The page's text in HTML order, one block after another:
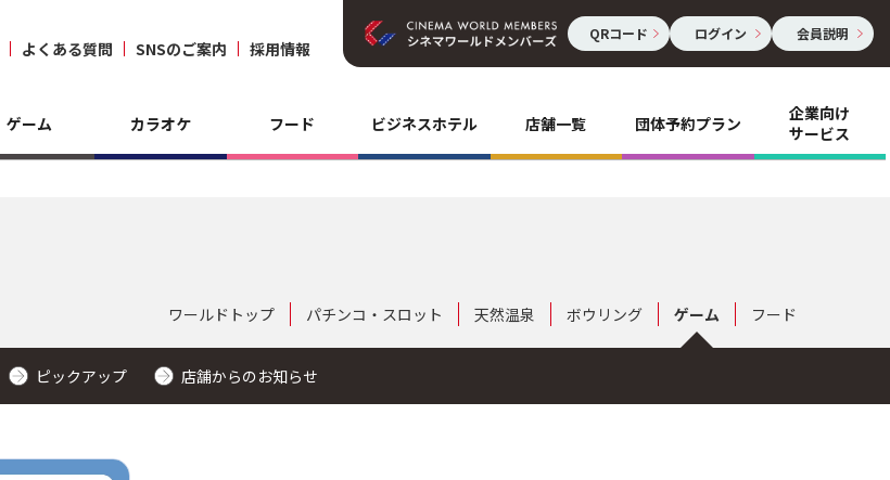
よくある質問 SNSのご案内 採用情報
QRコード ログイン 会員説明
ゲーム カラオケ フード ビジネスホテル 店舗一覧 団体予約プラン
企業向け
サービス
ワールドトップ パチンコ・スロット 天然温泉 ボウリング ゲーム フード
ピックアップ 店舗からのお知らせ